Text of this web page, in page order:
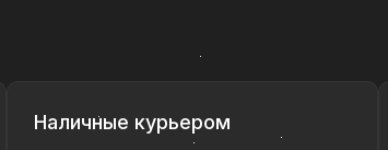
Наличные курьером